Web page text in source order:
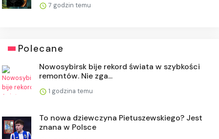
7 godzin temu
Polecane
Nowosybirsk bije rekord świata w szybkości
remontów. Nie zga...
1 godzina temu
To nowa dziewczyna Pietuszewskiego? Jest
znana w Polsce